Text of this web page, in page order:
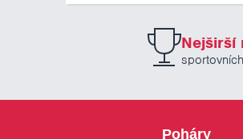
Nejširší
Poháry